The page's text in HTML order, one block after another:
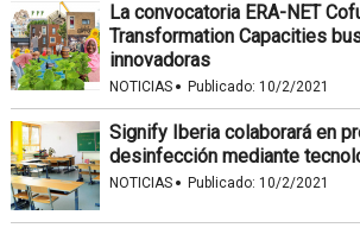
La convocatoria ERA-NET
Transformation Capacities
innovadoras
NOTICIAS · Publicado: 10/2/2021
Signify Iberia colaborará en
desinfección mediante
NOTICIAS · Publicado: 10/2/2021